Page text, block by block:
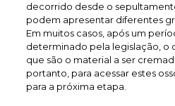
decorrido desde o
podem apresentar diferentes
Em muitos casos, após um
determinado pela legislação, o
que são o material a ser
portanto, para acessar estes
para a próxima etapa.